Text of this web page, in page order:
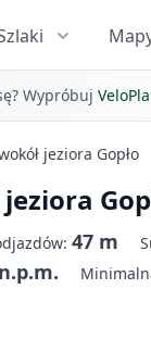
Wypróbuj
jeziora Gopło
47 m